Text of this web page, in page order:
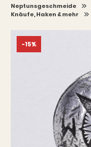
Neptunsgeschmeide
Knäufe, Haken & mehr
-15%